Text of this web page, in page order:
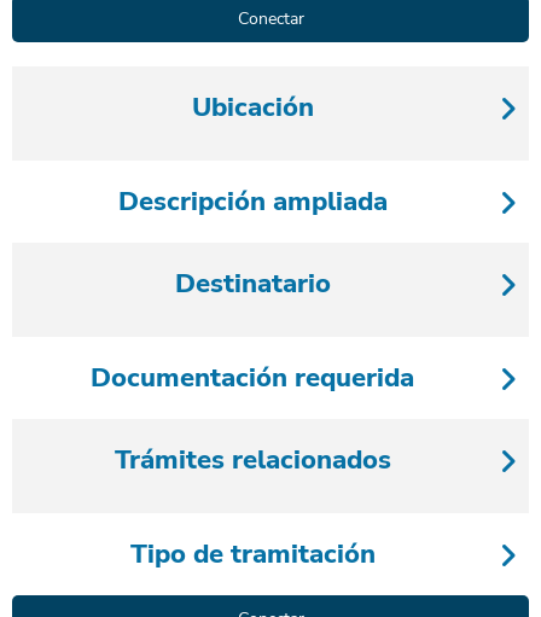
Ubicación
Descripción ampliada
Destinatario
Documentación requerida
Trámites relacionados
Tipo de tramitación